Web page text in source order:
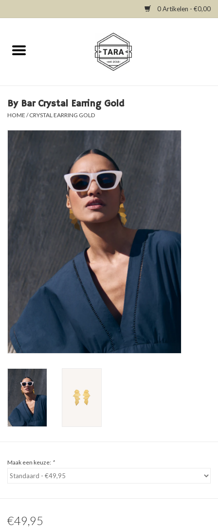
0 Artikelen - €0,00
Home
Dresses
By Bar Crystal Earring Gold
HOME /CRYSTAL EARRING GOLD
Maak een keuze: *
€49,95